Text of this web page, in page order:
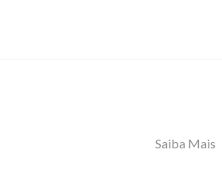
Saiba Mais